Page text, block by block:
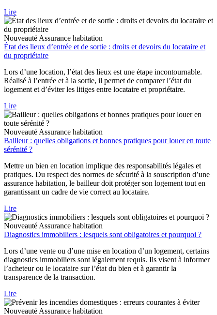
Lire
Nouveauté Assurance habitation
État des lieux d’entrée et de sortie : droits et devoirs du locataire et
du propriétaire
Lors d’une location, l’état des lieux est une étape incontournable.
Réalisé à l’entrée et à la sortie, il permet de comparer l’état du
logement et d’éviter les litiges entre locataire et propriétaire.
Lire
Nouveauté Assurance habitation
Bailleur : quelles obligations et bonnes pratiques pour louer en toute
sérénité ?
Mettre un bien en location implique des responsabilités légales et
pratiques. Du respect des normes de sécurité à la souscription d’une
assurance habitation, le bailleur doit protéger son logement tout en
garantissant un cadre de vie correct au locataire.
Lire
Nouveauté Assurance habitation
Diagnostics immobiliers : lesquels sont obligatoires et pourquoi ?
Lors d’une vente ou d’une mise en location d’un logement, certains
diagnostics immobiliers sont légalement requis. Ils visent à informer
l’acheteur ou le locataire sur l’état du bien et à garantir la
transparence de la transaction.
Lire
Nouveauté Assurance habitation